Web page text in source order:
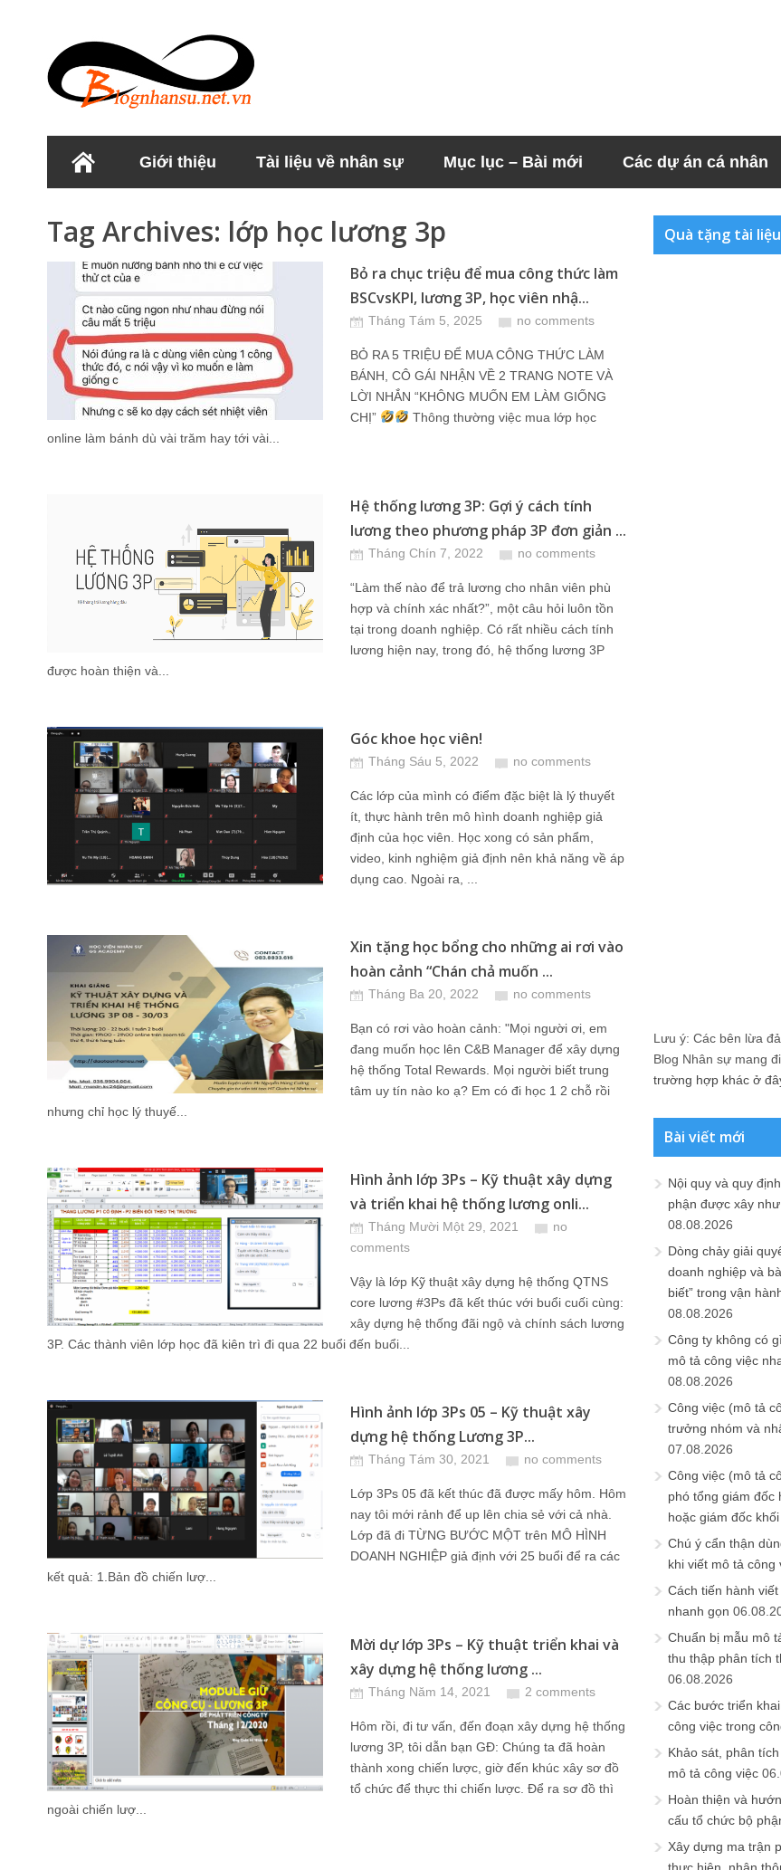
Giới thiệu Tài liệu về nhân sự Mục lục – Bài mới Các dự án cá nhân
Tag Archives: lớp học lương 3p
Bỏ ra chục triệu để mua công thức làm
BSCvsKPI, lương 3P, học viên nhậ...
Tháng Tám 5, 2025 no comments
BỎ RA 5 TRIỆU ĐỂ MUA CÔNG THỨC LÀM
BÁNH, CÔ GÁI NHẬN VỀ 2 TRANG NOTE VÀ
LỜI NHẮN “KHÔNG MUỐN EM LÀM GIỐNG
CHỊ”
Thông thường việc mua lớp học
online làm bánh dù vài trăm hay tới vài...
Hệ thống lương 3P: Gợi ý cách tính
lương theo phương pháp 3P đơn giản ...
Tháng Chín 7, 2022 no comments
“Làm thế nào để trả lương cho nhân viên phù
hợp và chính xác nhất?”, một câu hỏi luôn tồn
tại trong doanh nghiệp. Có rất nhiều cách tính
lương hiện nay, trong đó, hệ thống lương 3P
được hoàn thiện và...
Góc khoe học viên!
Tháng Sáu 5, 2022 no comments
Các lớp của mình có điểm đặc biệt là lý thuyết
ít, thực hành trên mô hình doanh nghiệp giả
định của học viên. Học xong có sản phẩm,
video, kinh nghiệm giả định nên khả năng về áp
dụng cao. Ngoài ra, ...
Xin tặng học bổng cho những ai rơi vào
hoàn cảnh “Chán chả muốn ...
Tháng Ba 20, 2022 no comments
Bạn có rơi vào hoàn cảnh: "Mọi người ơi, em
đang muốn học lên C&B Manager để xây dựng
hệ thống Total Rewards. Mọi người biết trung
tâm uy tín nào ko ạ? Em có đi học 1 2 chỗ rồi
nhưng chỉ học lý thuyế...
Hình ảnh lớp 3Ps – Kỹ thuật xây dựng
và triển khai hệ thống lương onli...
Tháng Mười Một 29, 2021
no
comments
Vậy là lớp Kỹ thuật xây dựng hệ thống QTNS
core lương #3Ps đã kết thúc với buổi cuối cùng:
xây dựng hệ thống đãi ngộ và chính sách lương
3P. Các thành viên lớp học đã kiên trì đi qua 22 buổi đến buổi...
Hình ảnh lớp 3Ps 05 – Kỹ thuật xây
dựng hệ thống Lương 3P...
Tháng Tám 30, 2021 no comments
Lớp 3Ps 05 đã kết thúc đã được mấy hôm. Hôm
nay tôi mới rảnh để up lên chia sẻ với cả nhà.
Lớp đã đi TỪNG BƯỚC MỘT trên MÔ HÌNH
DOANH NGHIỆP giả định với 25 buổi để ra các
kết quả: 1.Bản đồ chiến lượ...
Mời dự lớp 3Ps – Kỹ thuật triển khai và
xây dựng hệ thống lương ...
Tháng Năm 14, 2021 2 comments
Hôm rồi, đi tư vấn, đến đoạn xây dựng hệ thống
lương 3P, tôi dẫn bạn GĐ: Chúng ta đã hoàn
thành xong chiến lược, giờ đến khúc xây sơ đồ
tổ chức để thực thi chiến lược. Để ra sơ đồ thì
ngoài chiến lượ...
Quà tặng tài liệu
Lưu ý: Các bên lừa
Blog Nhân sự mang
trường hợp khác ở
Bài viết mới
Nội quy và quy
phận được xây
08.08.2026
Dòng chảy giải
doanh nghiệp và
biết” trong vận
08.08.2026
Công ty không có
mô tả công việc
08.08.2026
Công việc (mô tả
trưởng nhóm và
07.08.2026
Công việc (mô tả
phó tổng giám đốc
hoặc giám đốc
Chú ý cẩn thận
khi viết mô tả công
Cách tiến hành
nhanh gọn
Chuẩn bị mẫu mô
thu thập phân tích
06.08.2026
Các bước triển
công việc trong
Khảo sát, phân
mô tả công việc
Hoàn thiện và
cấu tổ chức bộ
Xây dựng ma trận